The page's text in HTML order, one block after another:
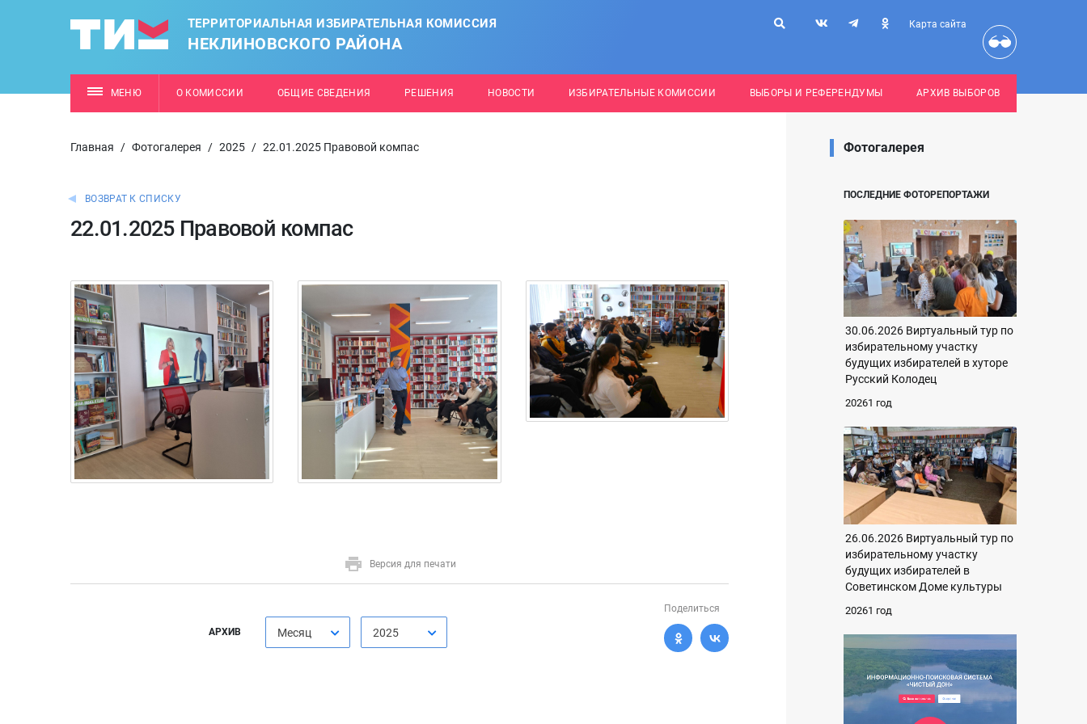
ТЕРРИТОРИАЛЬНАЯ ИЗБИРАТЕЛЬНАЯ КОМИССИЯ
НЕКЛИНОВСКОГО РАЙОНА
Карта сайта
МЕНЮ О КОМИССИИ ОБЩИЕ СВЕДЕНИЯ РЕШЕНИЯ НОВОСТИ ИЗБИРАТЕЛЬНЫЕ КОМИССИИ ВЫБОРЫ И РЕФЕРЕНДУМЫ АРХИВ ВЫБОРОВ
Главная / Фотогалерея / 2025 / 22.01.2025 Правовой компас
ВОЗВРАТ К СПИСКУ
22.01.2025 Правовой компас
Версия для печати
АРХИВ Месяц 2025
Поделиться
Фотогалерея
ПОСЛЕДНИЕ ФОТОРЕПОРТАЖИ
30.06.2026 Виртуальный тур по
избирательному участку
будущих избирателей в хуторе
Русский Колодец
20261 год
26.06.2026 Виртуальный тур по
избирательному участку
будущих избирателей в
Советинском Доме культуры
20261 год